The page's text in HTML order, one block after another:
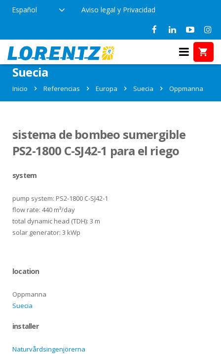
Español Aviso legal y Privacidad
Referencias en Oppmanna,
Suecia
Inicio Referencias Europa Suecia Oppmanna
sistema de bombeo sumergible
PS2-1800 C-SJ42-1 para el riego
system
pump system: PS2-1800 C-SJ42-1
flow rate: 440 m³/day
total dynamic head (TDH): 3 m
solar generator: 3 kWp
location
Oppmanna
Suecia
installer
Naturvårdsingenjörerna